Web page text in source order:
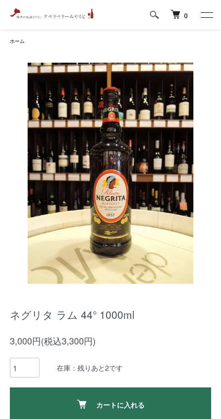
0
ホーム
ネグリタ ラム 44° 1000ml
3,000円(税込3,300円)
在庫：残りあと2です
カートに入れる